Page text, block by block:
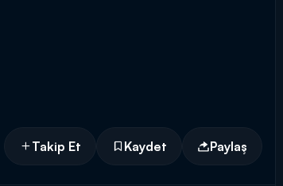
Takip Et Kaydet Paylaş